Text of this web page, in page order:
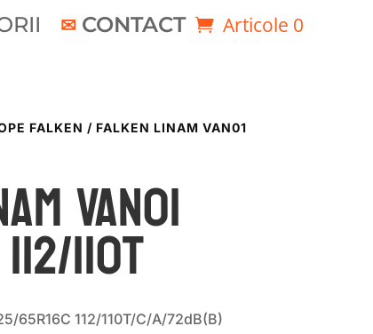
CONTACT Articole 0
FALKEN / FALKEN LINAM VAN01
VAN01
110T
65R16C 112/110T/C/A/72dB(B)